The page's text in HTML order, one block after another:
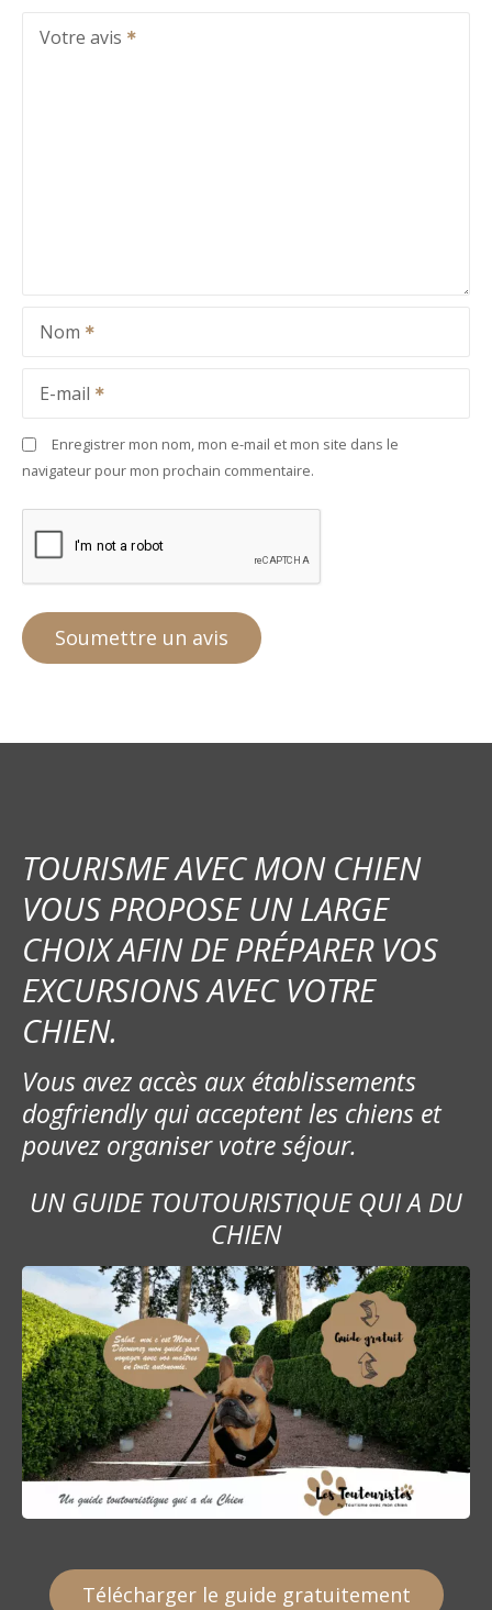
Votre avis
Nom
E-mail
Enregistrer mon nom, mon e-mail et mon site dans le
navigateur pour mon prochain commentaire.
TOURISME AVEC MON CHIEN
VOUS PROPOSE UN LARGE
CHOIX AFIN DE PRÉPARER VOS
EXCURSIONS AVEC VOTRE
CHIEN.
Vous avez accès aux établissements
dogfriendly qui acceptent les chiens et
pouvez organiser votre séjour.
UN GUIDE TOUTOURISTIQUE QUI A DU
CHIEN
Télécharger le guide gratuitement